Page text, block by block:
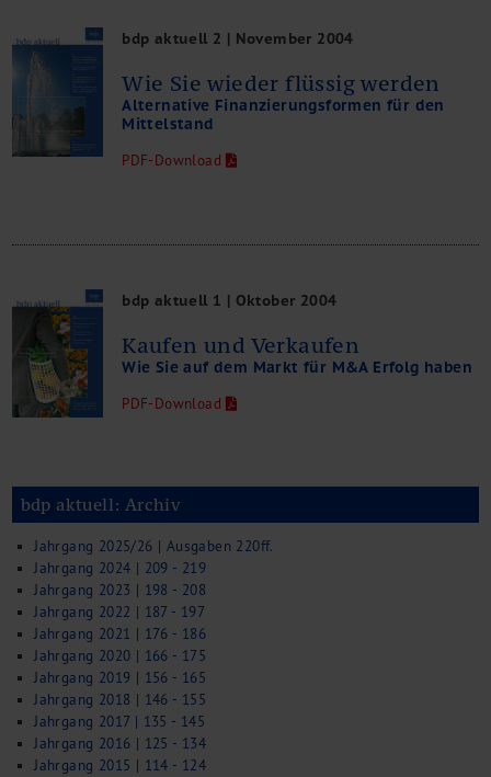
bdp aktuell 2 | November 2004
Wie Sie wieder flüssig werden
Alternative Finanzierungsformen für den
Mittelstand
PDF-Download
bdp aktuell 1 | Oktober 2004
Kaufen und Verkaufen
Wie Sie auf dem Markt für M&A Erfolg haben
PDF-Download
bdp aktuell: Archiv
Jahrgang 2025/26 | Ausgaben 220ff.
Jahrgang 2024 | 209 - 219
Jahrgang 2023 | 198 - 208
Jahrgang 2022 | 187 - 197
Jahrgang 2021 | 176 - 186
Jahrgang 2020 | 166 - 175
Jahrgang 2019 | 156 - 165
Jahrgang 2018 | 146 - 155
Jahrgang 2017 | 135 - 145
Jahrgang 2016 | 125 - 134
Jahrgang 2015 | 114 - 124